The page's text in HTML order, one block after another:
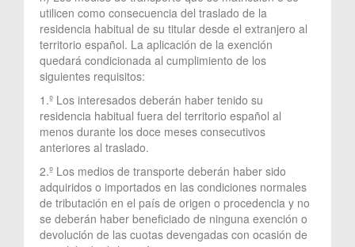
utilicen como consecuencia del traslado de la
residencia habitual de su titular desde el extranjero al
territorio español. La aplicación de la exención
quedará condicionada al cumplimiento de los
siguientes requisitos:
1.º Los interesados deberán haber tenido su
residencia habitual fuera del territorio español al
menos durante los doce meses consecutivos
anteriores al traslado.
2.º Los medios de transporte deberán haber sido
adquiridos o importados en las condiciones normales
de tributación en el país de origen o procedencia y no
se deberán haber beneficiado de ninguna exención o
devolución de las cuotas devengadas con ocasión de